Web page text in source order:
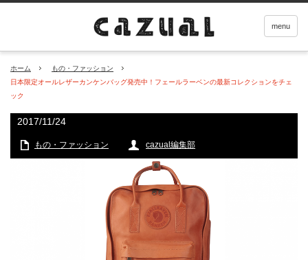
menu
ホーム
もの・ファッション
日本限定オールレザーカンケンバッグ発売中！フェールラーベンの最新コレクションをチェ
ック
2017/11/24
もの・ファッション cazual編集部